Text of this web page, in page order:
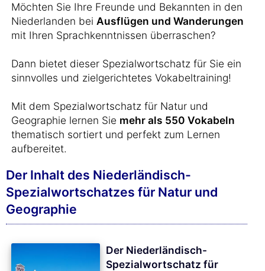
Möchten Sie Ihre Freunde und Bekannten in den
Niederlanden bei Ausflügen und Wanderungen
mit Ihren Sprachkenntnissen überraschen?
Dann bietet dieser Spezialwortschatz für Sie ein
sinnvolles und zielgerichtetes Vokabeltraining!
Mit dem Spezialwortschatz für Natur und
Geographie lernen Sie mehr als 550 Vokabeln
thematisch sortiert und perfekt zum Lernen
aufbereitet.
Der Inhalt des Niederländisch-
Spezialwortschatzes für Natur und
Geographie
Der Niederländisch-
Spezialwortschatz für